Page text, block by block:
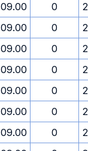
09.00 0
09.00 0
09.00 0
09.00 0
09.00 0
09.00 0
09.00 0